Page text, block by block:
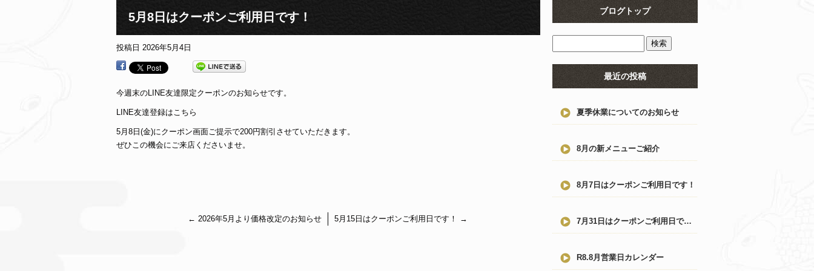
5月8日はクーポンご利用日です！
投稿日 2026年5月4日
今週末のLINE友達限定クーポンのお知らせです。
LINE友達登録はこちら
5月8日(金)にクーポン画面ご提示で200円割引させていただきます。
ぜひこの機会にご来店くださいませ。
← 2026年5月より価格改定のお知らせ 5月15日はクーポンご利用日です！ →
ブログトップ
最近の投稿
夏季休業についてのお知らせ
8月の新メニューご紹介
8月7日はクーポンご利用日です！
7月31日はクーポンご利用日です！
R8.8月営業日カレンダー